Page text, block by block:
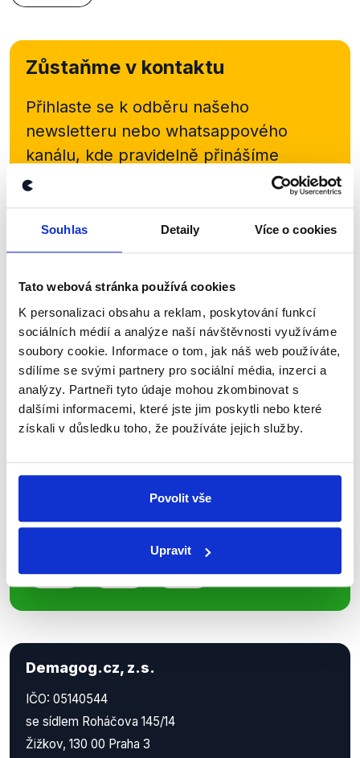
Souhlas Detaily Více o cookies
Tato webová stránka používá cookies
K personalizaci obsahu a reklam, poskytování funkcí
sociálních médií a analýze naší návštěvnosti využíváme
soubory cookie. Informace o tom, jak náš web používáte,
sdílíme se svými partnery pro sociální média, inzerci a
analýzy. Partneři tyto údaje mohou zkombinovat s
dalšími informacemi, které jste jim poskytli nebo které
získali v důsledku toho, že používáte jejich služby.
Povolit vše
Upravit
Zůstaňme v kontaktu
Přihlaste se k odběru našeho
newsletteru nebo whatsappového
kanálu, kde pravidelně přinášíme
shrnutí nejzajímavějších článků a analýz.
Začněte nás odebírat, a mějte tak
přehled o tom, jaké dezinformace a
nepravdy se zrovna v Česku šíří.
Sociální sítě
Nenechte si ujít nejnovější události
příspěvků přátelům podpoříte naši
Demagog.cz, z.s.
IČO: 05140544
se sídlem Roháčova 145/14
Žižkov, 130 00 Praha 3